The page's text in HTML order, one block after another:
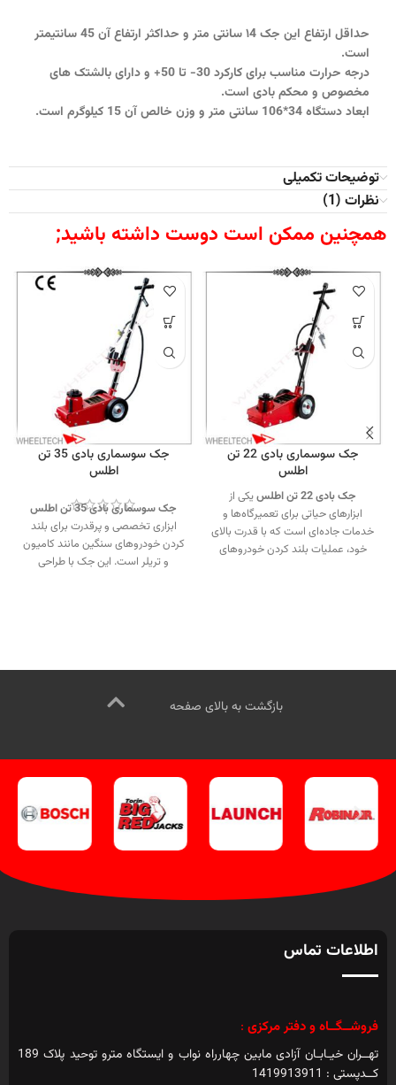
حداقل ارتفاع این جک ۱4 سانتی متر و حداکثر ارتفاع آن 45 سانتیمتر
است.
درجه حرارت مناسب برای کارکرد 30- تا 50+ و دارای بالشتک های
مخصوص و محکم بادی است.
ابعاد دستگاه 34*106 سانتی متر و وزن خالص آن 15 کیلوگرم است.
توضیحات تکمیلی
نظرات (1)
همچنین ممکن است دوست داشته باشید;
جک سوسماری بادی 22 تن
اطلس
جک بادی 22 تن اطلس
یکی از
ابزارهای حیاتی برای تعمیرگاه‌ها و
خدمات جاده‌ای است که با قدرت بالای
خود، عملیات بلند کردن خودروهای
جک سوسماری بادی 35 تن
اطلس
جک سوسماری بادی 35 تن اطلس
ابزاری تخصصی و پرقدرت برای بلند
کردن خودروهای سنگین مانند کامیون
و تریلر است. این جک با طراحی
دیگر جک های سوسماری کلیک کنید
کانال اینستاگرام ویل تک کلیک کنیدبازگشت به بالای صفحه
اطلاعات تماس
فروشــگــاه و دفتر مرکزی :
تهــران خیـابـان آزادی مابین چهارراه نواب و ایستگاه مترو توحید پلاک 189
کــدپستی : 1419913911